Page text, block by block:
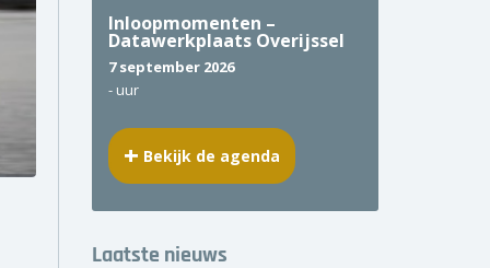
Inloopmomenten –
Datawerkplaats Overijssel
7 september 2026
- uur
Bekijk de agenda
Laatste nieuws